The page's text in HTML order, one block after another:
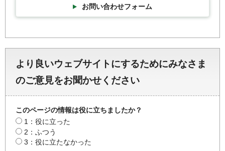
お問い合わせフォーム
より良いウェブサイトにするためにみなさま
のご意見をお聞かせください
このページの情報は役に立ちましたか？
1：役に立った
2：ふつう
3：役に立たなかった